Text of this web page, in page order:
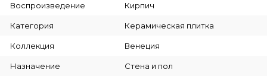
Воспроизведение Кирпич
Категория Керамическая плитка
Коллекция Венеция
Назначение Стена и пол